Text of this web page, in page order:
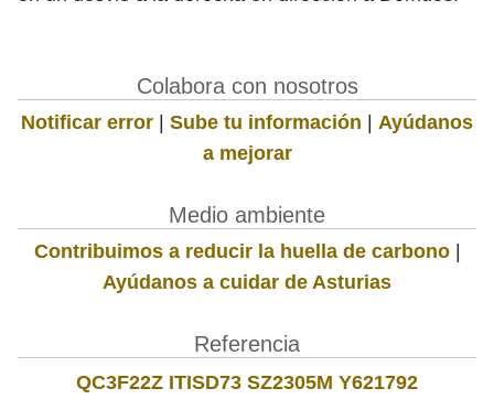
Colabora con nosotros
Notificar error | Sube tu información | Ayúdanos
a mejorar
Medio ambiente
Contribuimos a reducir la huella de carbono|
Ayúdanos a cuidar de Asturias
Referencia
QC3F22Z ITISD73 SZ2305M Y621792